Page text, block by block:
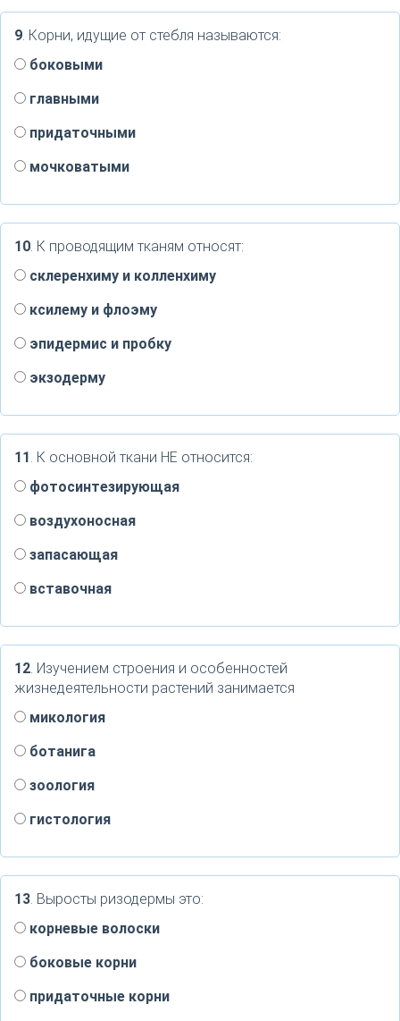
9. Корни, идущие от стебля называются:
боковыми
главными
придаточными
мочковатыми
10. К проводящим тканям относят:
склеренхиму и колленхиму
ксилему и флоэму
эпидермис и пробку
экзодерму
11. К основной ткани НЕ относится:
фотосинтезирующая
воздухоносная
запасающая
вставочная
12. Изучением строения и особенностей
жизнедеятельности растений занимается
микология
ботанига
зоология
гистология
13. Выросты ризодермы это:
корневые волоски
боковые корни
придаточные корни